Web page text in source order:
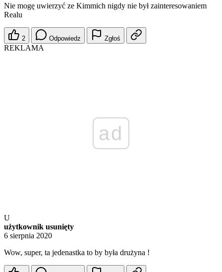
Nie mogę uwierzyć ze Kimmich nigdy nie był zainteresowaniem
Realu
2 Odpowiedz Zgłoś
REKLAMA
ad
U
użytkownik usunięty
6 sierpnia 2020
Wow, super, ta jedenastka to by była drużyna !